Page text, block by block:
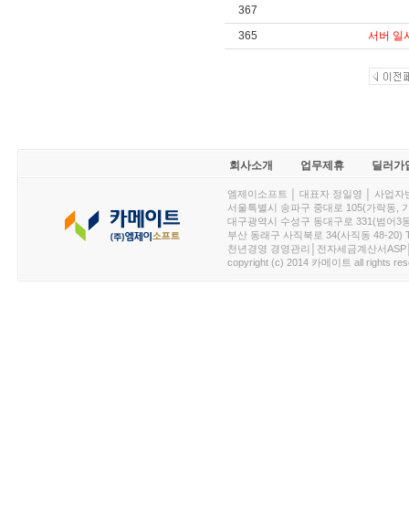
367
365
서버 일
회사소개 업무제휴 딜러가
엠제이소프트 │ 대표자 정일영 │ 사업
서울특별시 송파구 중대로 105(가락동,
대구광역시 수성구 동대구로 331(범어3
부산 동래구 사직북로 34(사직동 48-20)
천년경영 경영관리│전자세금계산서
copyright (c) 2014 카메이트 all rights